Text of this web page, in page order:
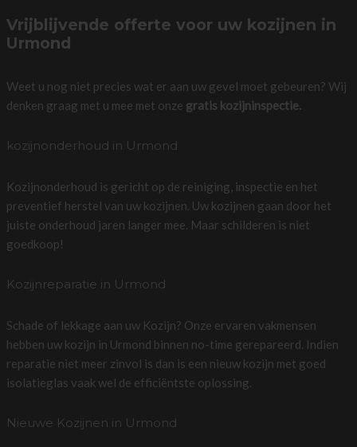
Vrijblijvende offerte voor uw kozijnen in
Urmond
Weet u nog niet precies wat er aan uw gevel moet gebeuren? Wij
denken graag met u mee met onze gratis kozijninspectie.
kozijnonderhoud in Urmond
Kozijnonderhoud is gericht op de reiniging, inspectie en het
preventief herstel van uw kozijnen. Uw kozijnen gaan door het
juiste onderhoud jaren langer mee. Maar schilderen is niet
goedkoop!
Kozijnreparatie in Urmond
Schade of lekkage aan uw Kozijn? Onze ervaren vakmensen
hebben uw kozijn in Urmond binnen no-time gerepareerd. Indien
reparatie niet meer zinvol is dan is een nieuw kozijn met goed
isolatieglas vaak wel de efficiëntste oplossing.
Nieuwe Kozijnen in Urmond